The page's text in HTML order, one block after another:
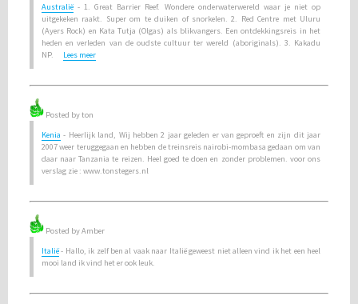
Australië - 1. Great Barrier Reef. Wondere onderwaterwereld waar je niet op
uitgekeken raakt. Super om te duiken of snorkelen. 2. Red Centre met Uluru
(Ayers Rock) en Kata Tutja (Olgas) als blikvangers. Een ontdekkingsreis in het
heden en verleden van de oudste cultuur ter wereld (aboriginals). 3. Kakadu
NP. Lees meer
Posted by ton
Kenia - Heerlijk land, Wij hebben 2 jaar geleden er van geproeft en zijn dit jaar
2007 weer teruggegaan en hebben de treinsreis nairobi-mombasa gedaan om van
daar naar Tanzania te reizen. Heel goed te doen en zonder problemen. voor ons
verslag zie : www.tonstegers.nl
Posted by Amber
Italië- Hallo, ik zelf ben al vaak naar Italië geweest niet alleen vind ik het een heel
mooi land ik vind het er ook leuk.